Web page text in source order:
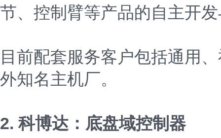
节、控制臂等产品的自主开
目前配套服务客户包括通用
外知名主机厂。
2. 科博达：底盘域控制器